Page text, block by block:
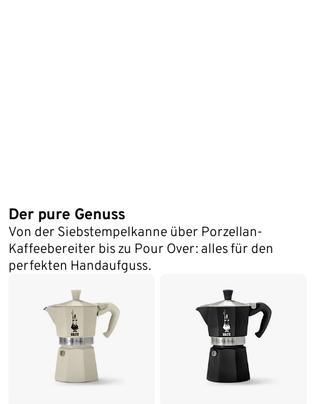
Der pure Genuss
Von der Siebstempelkanne über Porzellan-
Kaffeebereiter bis zu Pour Over: alles für den
perfekten Handaufguss.